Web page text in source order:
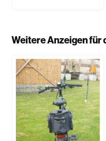
Weitere Anzeigen für